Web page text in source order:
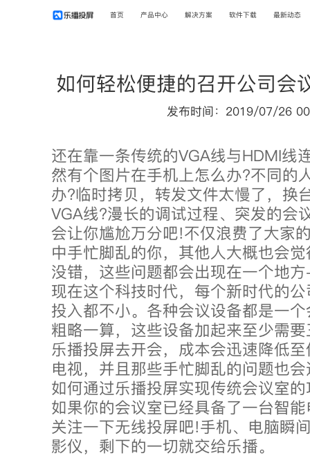
首页 产品中心 解决方案 软件下载 最新动态
如何轻松便捷的召开公司会
发布时间：2019/07/26
还在靠一条传统的VGA线与HDMI线
然有个图片在手机上怎么办?不同的
办?临时拷贝，转发文件太慢了，换
VGA线?漫长的调试过程、突发的会
会让你尴尬万分吧!不仅浪费了大家
中手忙脚乱的你，其他人大概也会
没错，这些问题都会出现在一个地
现在这个科技时代，每个新时代的
投入都不小。各种会议设备都是一
粗略一算，这些设备加起来至少需
乐播投屏去开会，成本会迅速降低
电视，并且那些手忙脚乱的问题也
如何通过乐播投屏实现传统会议室的
如果你的会议室已经具备了一台智
关注一下无线投屏吧!手机、电脑瞬
影仪，剩下的一切就交给乐播。